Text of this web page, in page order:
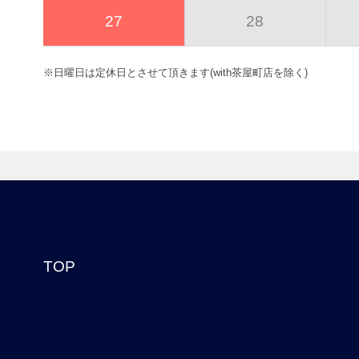
27 28
※日曜日は定休日とさせて頂きます(with茶屋町店を除く)
TOP